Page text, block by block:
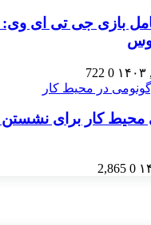
بازی جی تی ای وی:
0
722
محیط کار برای نشستن
0
2,865